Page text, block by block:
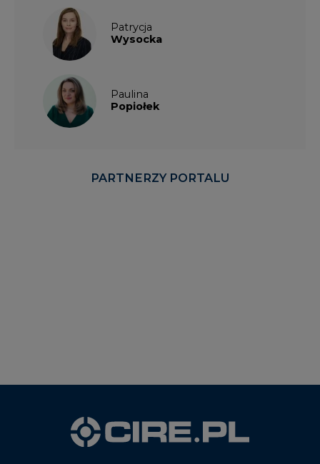
Patrycja
Wysocka
Paulina
Popiołek
PARTNERZY PORTALU